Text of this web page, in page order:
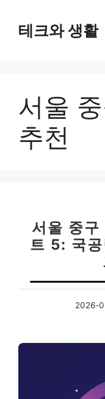
테크와 생활
서울
추천
서울 중구
트 5: 국
2026-